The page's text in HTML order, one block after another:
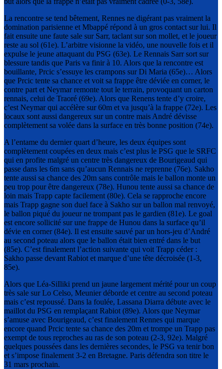
La rencontre se tend bêtement, Rennes ne digérant pas vraiment la
domination parisienne et Mbappé répond à un gros contact sur lui. Il
fait ensuite une faute sale sur Sarr, taclant sur son mollet, et le joueur
reste au sol (61e). L’arbitre visionne la vidéo, une nouvelle fois et il
expulse le jeune attaquant du PSG (63e). Le Rennais Sarr sort sur
blessure tandis que Paris va finir à 10. Alors que la rencontre est
bouillante, Prcic s’essuye les crampons sur Di Maria (65e)… Alors
que Prcic tente sa chance et voit sa frappe être déviée en corner, le
contre part et Neymar remonte tout le terrain, provoquant un carton
rennais, celui de Traoré (69e). Alors que Renens tente d’y croire,
c’est Neymar qui accélère sur 60m et va jusqu’à la frappe (72e). Les
locaux sont aussi dangereux sur un contre mais André dévisse
complètement sa volée dans la surface en très bonne position (74e).
A l’entame du dernier quart d’heure, les deux équipes sont
complètement coupées en deux mais c’est plus le PSG que le SRFC
qui en profite malgré un centre très dangereux de Bourigeaud qui
passe dans les 6m sans qu’aucun Rennais ne reprenne (76e). Sakho
tente aussi sa chance des 20m sans contrôle mais le ballon monte un
peu trop pour être dangereux (78e). Hunou tente aussi sa chance de
loin mais Trapp capte facilement (80e). Cela se rapproche encore
mais Trapp gagne son duel face à Sakho sur un ballon mal renvoyé,
le ballon piqué du joueur ne trompant pas le gardien (81e). Le goal
est encore sollicité sur une frappe de Hunou dans la surface qu’il
dévie en corner (84e). Il est ensuite sauvé par un hors-jeu d’André
au second poteau alors que le ballon était bien entré dans le but
(85e). C’est finalement l’action suivante qui voit Trapp céder :
Sakho passe devant Rabiot et marque d’une tête décroisée (1-3,
85e).
Alors que Léa-SiIliki prend un jaune largement mérité pour un coup
très sale sur Lo Celso, Meunier déborde et centre au second poteau
mais c’est repoussé. Dans la foulée, Lassana Diarra débute avec le
maillot du PSG en remplaçant Rabiot (89e). Alors que Neymar
s’amuse avec Bourigeaud, c’est finalement Rennes qui marque
encore quand Prcic tente sa chance des 20m et trompe un Trapp pas
exempt de tous reproches au ras de son poteau (2-3, 92e). Malgré
quelques poussées dans les dernières secondes, le PSG va tenir bon
et s’impose finalement 3-2 en Bretagne. Paris défendra son titre le
31 mars prochain.